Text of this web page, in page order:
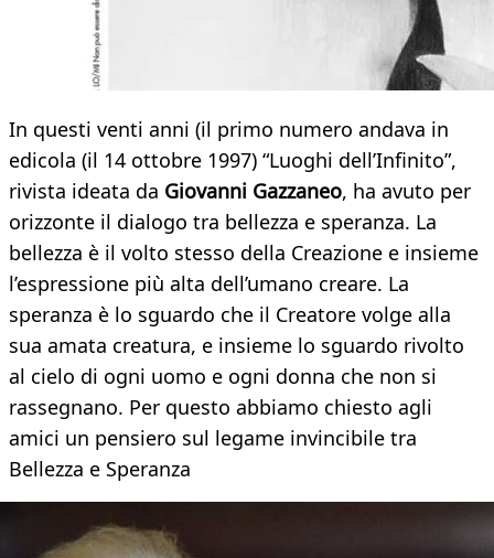
In questi venti anni (il primo numero andava in
edicola (il 14 ottobre 1997) “Luoghi dell’Infinito”,
rivista ideata da Giovanni Gazzaneo, ha avuto per
orizzonte il dialogo tra bellezza e speranza. La
bellezza è il volto stesso della Creazione e insieme
l’espressione più alta dell’umano creare. La
speranza è lo sguardo che il Creatore volge alla
sua amata creatura, e insieme lo sguardo rivolto
al cielo di ogni uomo e ogni donna che non si
rassegnano. Per questo abbiamo chiesto agli
amici un pensiero sul legame invincibile tra
Bellezza e Speranza